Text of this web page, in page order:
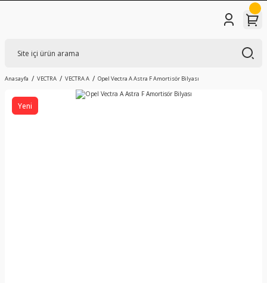
Anasayfa VECTRA VECTRA A Opel Vectra A Astra F Amortisör Bilyası
Yeni